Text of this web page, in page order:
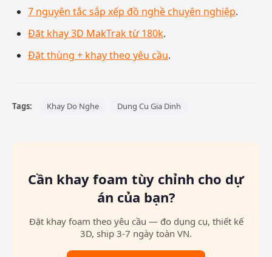
7 nguyên tắc sắp xếp đồ nghề chuyên nghiệp.
Đặt khay 3D MakTrak từ 180k.
Đặt thùng + khay theo yêu cầu.
Tags: Khay Do Nghe Dung Cu Gia Dinh
Cần khay foam tùy chỉnh cho dự
án của bạn?
Đặt khay foam theo yêu cầu — đo dụng cụ, thiết kế
3D, ship 3-7 ngày toàn VN.